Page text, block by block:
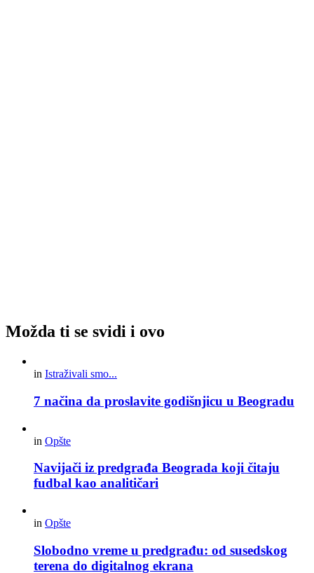
Možda ti se svidi i ovo
in Istraživali smo...
7 načina da proslavite godišnjicu u Beogradu
in Opšte
Navijači iz predgrađa Beograda koji čitaju
fudbal kao analitičari
in Opšte
Slobodno vreme u predgrađu: od susedskog
terena do digitalnog ekrana